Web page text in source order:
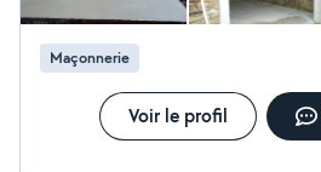
Maçonnerie
Voir le profil